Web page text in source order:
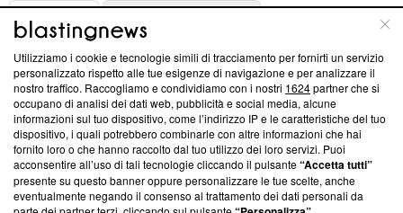
ABOUT
Questa sezione offre informazioni trasparenti su Blasting
News, sui nostri processi editoriali e su come ci impegniamo a
creare news di qualità. Inoltre, afferma la nostra aderenza a
‘Trust Project - News with Integrity’Blasting News non è
ancora membro del programma, ma ha richiesto di farne
parte; Trust Project non ha ancora effettuato una verifica di
conformità agli standard.
Utilizziamo i cookie e tecnologie simili di tracciamento per fornirti un servizio
personalizzato rispetto alle tue esigenze di navigazione e per analizzare il
nostro traffico. Raccogliamo e condividiamo con i nostri 1624partner che si
occupano di analisi dei dati web, pubblicità e social media, alcune
informazioni sul tuo dispositivo, come l’indirizzo IP e le caratteristiche del tuo
dispositivo, i quali potrebbero combinarle con altre informazioni che hai
fornito loro o che hanno raccolto dal tuo utilizzo dei loro servizi. Puoi
acconsentire all’uso di tali tecnologie cliccando il pulsante“Accetta tutti”
presente su questo banner oppure personalizzare le tue scelte, anche
eventualmente negando il consenso al trattamento dei dati personali da